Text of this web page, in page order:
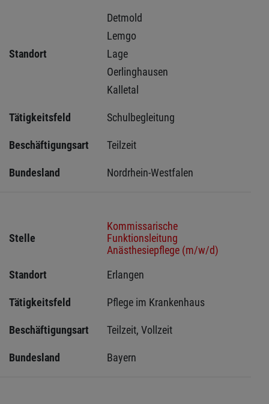
Standort
Detmold
Lemgo
Lage
Oerlinghausen
Kalletal
Tätigkeitsfeld Schulbegleitung
Beschäftigungsart Teilzeit
Bundesland Nordrhein-Westfalen
Stelle
Kommissarische
Funktionsleitung
Anästhesiepflege (m/w/d)
Standort
Erlangen
Tätigkeitsfeld Pflege im Krankenhaus
Beschäftigungsart Teilzeit, Vollzeit
Bundesland Bayern